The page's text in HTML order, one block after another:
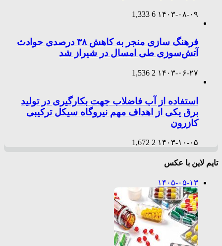
۱۴۰۳-۰۸-۰۹ 6
1,333
فرهنگ سازی منجر به کاهش ۳۸ درصدی حوادث
آتش‌سوزی طی امسال در شیراز شد
۱۴۰۳-۰۶-۲۷ 2
1,536
استفاده از آب فاضلاب جهت بکارگیری در تولید
برق یکی از اهداف مهم نیروگاه سیکل ترکیبی
کازرون
۱۴۰۳-۱۰-۰۵ 2
1,672
تایم لاین با عکس
۱۴۰۵-۰۵-۱۳